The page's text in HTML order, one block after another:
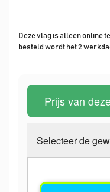
Deze vlag is alleen online
besteld wordt het 2
Prijs van
Selecteer de